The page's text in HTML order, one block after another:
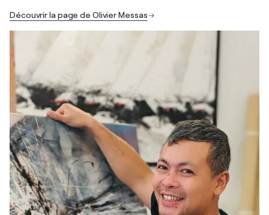
Découvrir la page de Olivier Messas